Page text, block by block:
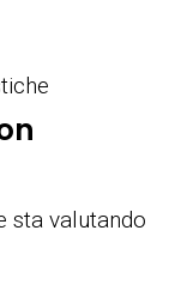
sta valutando